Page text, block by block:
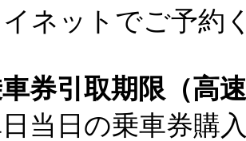
ネットでご予約
車券引取期限（高
当日の乗車券購